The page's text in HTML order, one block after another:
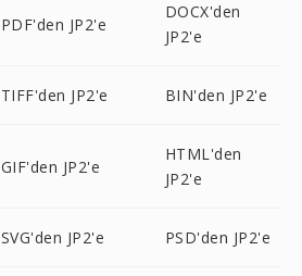
PDF'den JP2'e
DOCX'den
JP2'e
TIFF'den JP2'e BIN'den JP2'e
GIF'den JP2'e
HTML'den
JP2'e
SVG'den JP2'e PSD'den JP2'e